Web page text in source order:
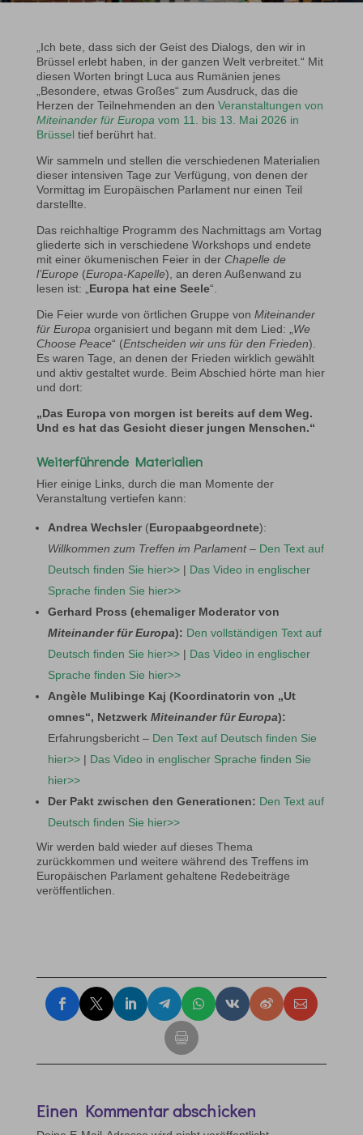
„Ich bete, dass sich der Geist des Dialogs, den wir in
Brüssel erlebt haben, in der ganzen Welt verbreitet.“ Mit
diesen Worten bringt Luca aus Rumänien jenes
„Besondere, etwas Großes“ zum Ausdruck, das die
Herzen der Teilnehmenden an den Veranstaltungen von
Miteinander für Europa vom 11. bis 13. Mai 2026 in
Brüssel tief berührt hat.
Wir sammeln und stellen die verschiedenen Materialien
dieser intensiven Tage zur Verfügung, von denen der
Vormittag im Europäischen Parlament nur einen Teil
darstellte.
Das reichhaltige Programm des Nachmittags am Vortag
gliederte sich in verschiedene Workshops und endete
mit einer ökumenischen Feier in der Chapelle de
l’Europe(Europa-Kapelle), an deren Außenwand zu
lesen ist: „ Europa hat eine Seele“.
Die Feier wurde von örtlichen Gruppe von Miteinander
für Europa organisiert und begann mit dem Lied: „ We
Choose Peace“ (Entscheiden wir uns für den Frieden).
Es waren Tage, an denen der Frieden wirklich gewählt
und aktiv gestaltet wurde. Beim Abschied hörte man hier
und dort:
„Das Europa von morgen ist bereits auf dem Weg.
Und es hat das Gesicht dieser jungen Menschen.“
Weiterführende Materialien
Hier einige Links, durch die man Momente der
Veranstaltung vertiefen kann:
Andrea Wechsler(Europaabgeordnete):
Willkommen zum Treffen im Parlament– Den Text auf
Deutsch finden Sie hier>> | Das Video in englischer
Sprache finden Sie hier>>
Gerhard Pross (ehemaliger Moderator von
Miteinander für Europa): Den vollständigen Text auf
Deutsch finden Sie hier>>| Das Video in englischer
Sprache finden Sie hier>>
Angèle Mulibinge Kaj (Koordinatorin von „Ut
omnes“, Netzwerk Miteinander für Europa):
Erfahrungsbericht – Den Text auf Deutsch finden Sie
hier>>| Das Video in englischer Sprache finden Sie
hier>>
Der Pakt zwischen den Generationen: Den Text auf
Deutsch finden Sie hier>>
Wir werden bald wieder auf dieses Thema
zurückkommen und weitere während des Treffens im
Europäischen Parlament gehaltene Redebeiträge
veröffentlichen.
Einen Kommentar abschicken